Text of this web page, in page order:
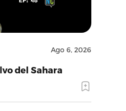
Ago 6, 2026
del Sahara